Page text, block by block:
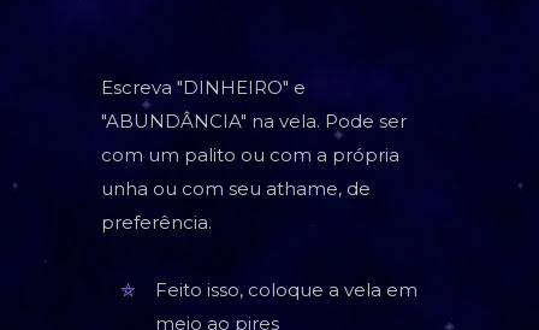
Escreva "DINHEIRO" e
"ABUNDÂNCIA" na vela. Pode ser
com um palito ou com a própria
unha ou com seu athame, de
preferência.
Feito isso, coloque a vela em
meio ao pires